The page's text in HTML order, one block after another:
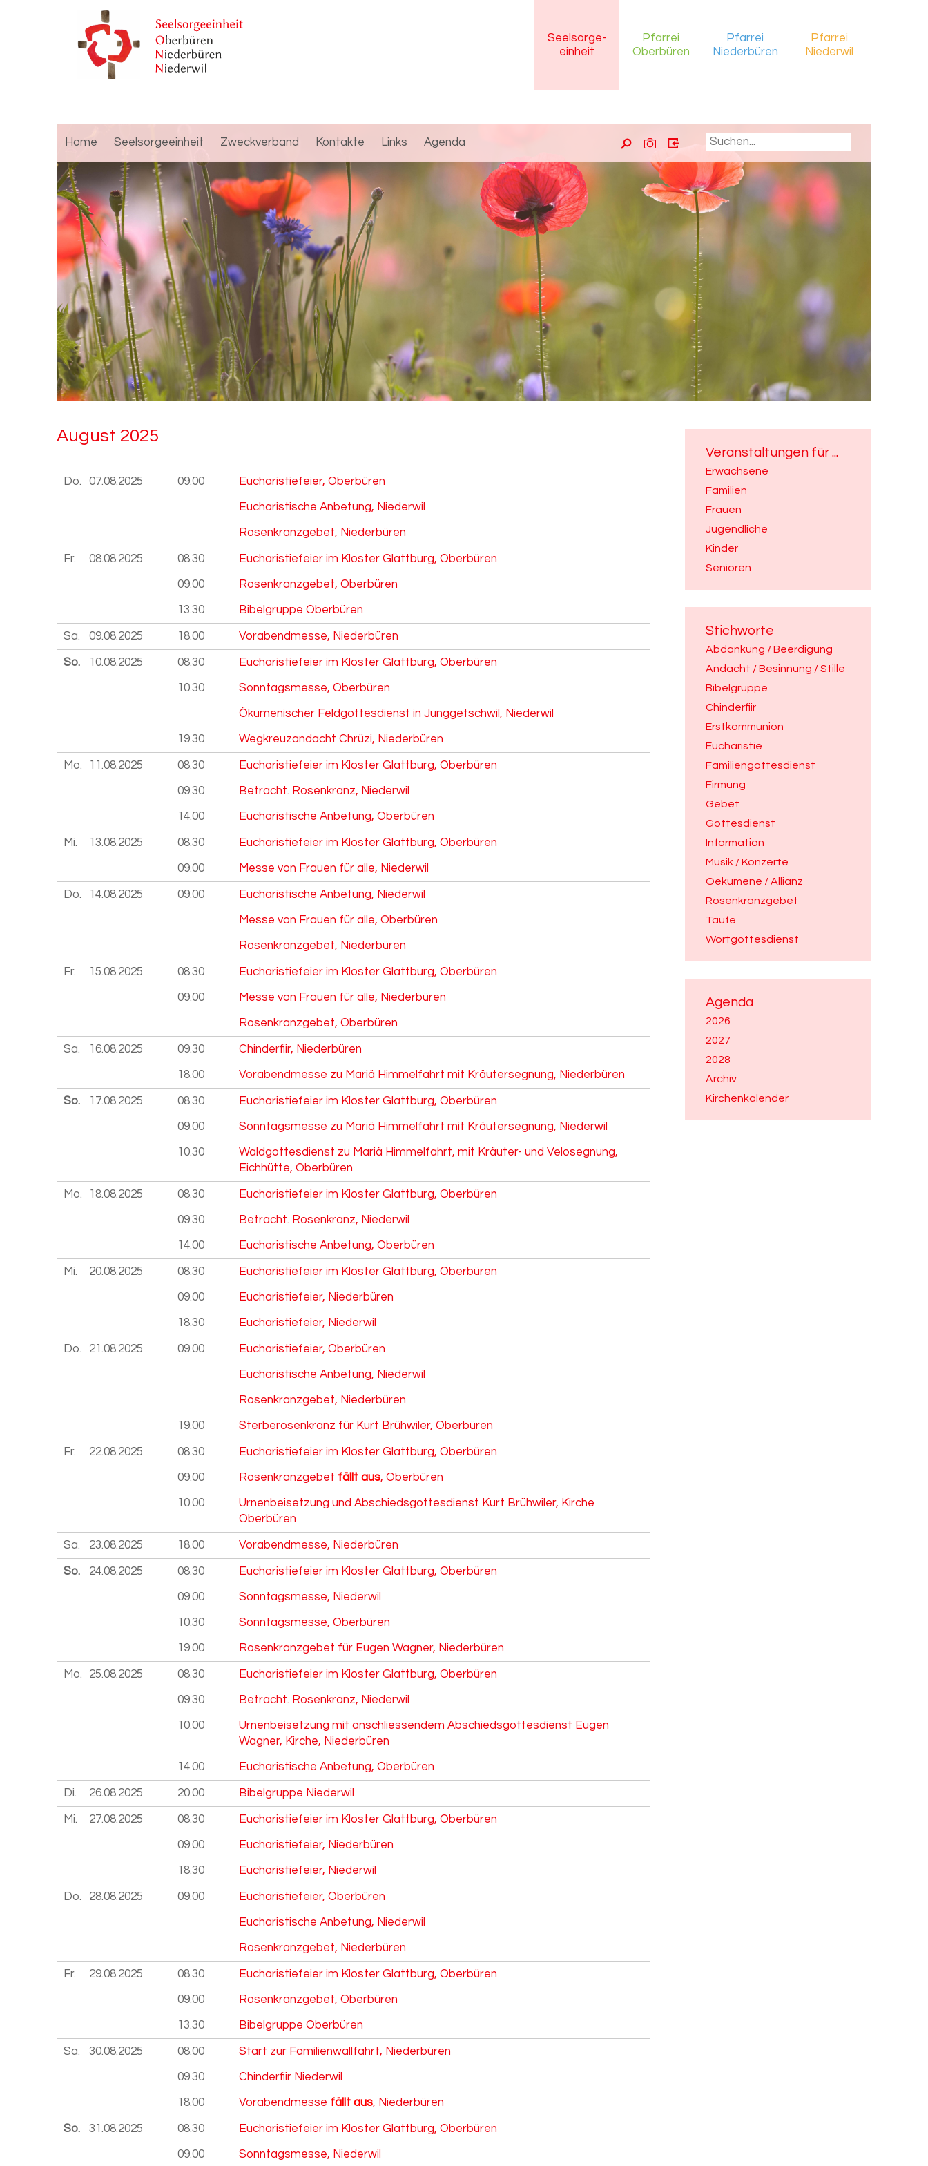
Seelsorge-
einheit
Pfarrei
Oberbüren
Pfarrei
Niederbüren
Pfarrei
Niederwil
Home Seelsorgeeinheit Zweckverband Kontakte Links Agenda
Veranstaltungen für ...
Erwachsene
Familien
Frauen
Jugendliche
Kinder
Senioren
Stichworte
Abdankung / Beerdigung
Andacht / Besinnung / Stille
Bibelgruppe
Chinderfiir
Erstkommunion
Eucharistie
Familiengottesdienst
Firmung
Gebet
Gottesdienst
Information
Musik / Konzerte
Oekumene / Allianz
Rosenkranzgebet
Taufe
Wortgottesdienst
Agenda
2026
2027
2028
Archiv
Kirchenkalender
Au­gust 2025
Do. 07.08.2025 09.00 Eucharistiefeier, Oberbüren
Eucharistische Anbetung, Niederwil
Rosenkranzgebet, Niederbüren
Fr. 08.08.2025 08.30 Eucharistiefeier im Kloster Glattburg, Oberbüren
09.00 Rosenkranzgebet, Oberbüren
13.30 Bibelgruppe Oberbüren
Sa. 09.08.2025 18.00 Vorabendmesse, Niederbüren
So. 10.08.2025 08.30 Eucharistiefeier im Kloster Glattburg, Oberbüren
10.30 Sonntagsmesse, Oberbüren
Ökumenischer Feldgottesdienst in Junggetschwil, Niederwil
19.30 Wegkreuzandacht Chrüzi, Niederbüren
Mo. 11.08.2025 08.30 Eucharistiefeier im Kloster Glattburg, Oberbüren
09.30 Betracht. Rosenkranz, Niederwil
14.00 Eucharistische Anbetung, Oberbüren
Mi. 13.08.2025 08.30 Eucharistiefeier im Kloster Glattburg, Oberbüren
09.00 Messe von Frauen für alle, Niederwil
Do. 14.08.2025 09.00 Eucharistische Anbetung, Niederwil
Messe von Frauen für alle, Oberbüren
Rosenkranzgebet, Niederbüren
Fr. 15.08.2025 08.30 Eucharistiefeier im Kloster Glattburg, Oberbüren
09.00 Messe von Frauen für alle, Niederbüren
Rosenkranzgebet, Oberbüren
Sa. 16.08.2025 09.30 Chinderfiir, Niederbüren
18.00 Vorabendmesse zu Mariä Himmelfahrt mit Kräutersegnung, Niederbüren
So. 17.08.2025 08.30 Eucharistiefeier im Kloster Glattburg, Oberbüren
09.00 Sonntagsmesse zu Mariä Himmelfahrt mit Kräutersegnung, Niederwil
10.30
Waldgottesdienst zu Mariä Himmelfahrt, mit Kräuter- und Velosegnung,
Eichhütte, Oberbüren
Mo. 18.08.2025 08.30 Eucharistiefeier im Kloster Glattburg, Oberbüren
09.30 Betracht. Rosenkranz, Niederwil
14.00 Eucharistische Anbetung, Oberbüren
Mi. 20.08.2025 08.30 Eucharistiefeier im Kloster Glattburg, Oberbüren
09.00 Eucharistiefeier, Niederbüren
18.30 Eucharistiefeier, Niederwil
Do. 21.08.2025 09.00 Eucharistiefeier, Oberbüren
Eucharistische Anbetung, Niederwil
Rosenkranzgebet, Niederbüren
19.00 Sterberosenkranz für Kurt Brühwiler, Oberbüren
Fr. 22.08.2025 08.30 Eucharistiefeier im Kloster Glattburg, Oberbüren
09.00 Rosenkranzgebet fällt aus, Oberbüren
10.00
Urnenbeisetzung und Abschiedsgottesdienst Kurt Brühwiler, Kirche
Oberbüren
Sa. 23.08.2025 18.00 Vorabendmesse, Niederbüren
So. 24.08.2025 08.30 Eucharistiefeier im Kloster Glattburg, Oberbüren
09.00 Sonntagsmesse, Niederwil
10.30 Sonntagsmesse, Oberbüren
19.00 Rosenkranzgebet für Eugen Wagner, Niederbüren
Mo. 25.08.2025 08.30 Eucharistiefeier im Kloster Glattburg, Oberbüren
09.30 Betracht. Rosenkranz, Niederwil
10.00
Urnenbeisetzung mit anschliessendem Abschiedsgottesdienst Eugen
Wagner, Kirche, Niederbüren
14.00 Eucharistische Anbetung, Oberbüren
Di. 26.08.2025 20.00 Bibelgruppe Niederwil
Mi. 27.08.2025 08.30 Eucharistiefeier im Kloster Glattburg, Oberbüren
09.00 Eucharistiefeier, Niederbüren
18.30 Eucharistiefeier, Niederwil
Do. 28.08.2025 09.00 Eucharistiefeier, Oberbüren
Eucharistische Anbetung, Niederwil
Rosenkranzgebet, Niederbüren
Fr. 29.08.2025 08.30 Eucharistiefeier im Kloster Glattburg, Oberbüren
09.00 Rosenkranzgebet, Oberbüren
13.30 Bibelgruppe Oberbüren
Sa. 30.08.2025 08.00 Start zur Familienwallfahrt, Niederbüren
09.30 Chinderfiir Niederwil
18.00 Vorabendmesse fällt aus, Niederbüren
So. 31.08.2025 08.30 Eucharistiefeier im Kloster Glattburg, Oberbüren
09.00 Sonntagsmesse, Niederwil